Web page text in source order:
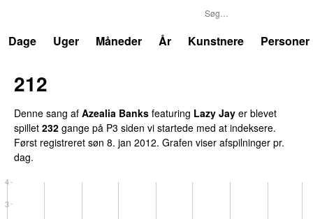
Dage
Uger Måneder År Kunstnere Personer
212
Denne sang af Azealia Banks featuring Lazy Jay er blevet
spillet 232 gange på P3 siden vi startede med at indeksere.
Først registreret søn 8. jan 2012. Grafen viser afspilninger pr.
dag.
3
4